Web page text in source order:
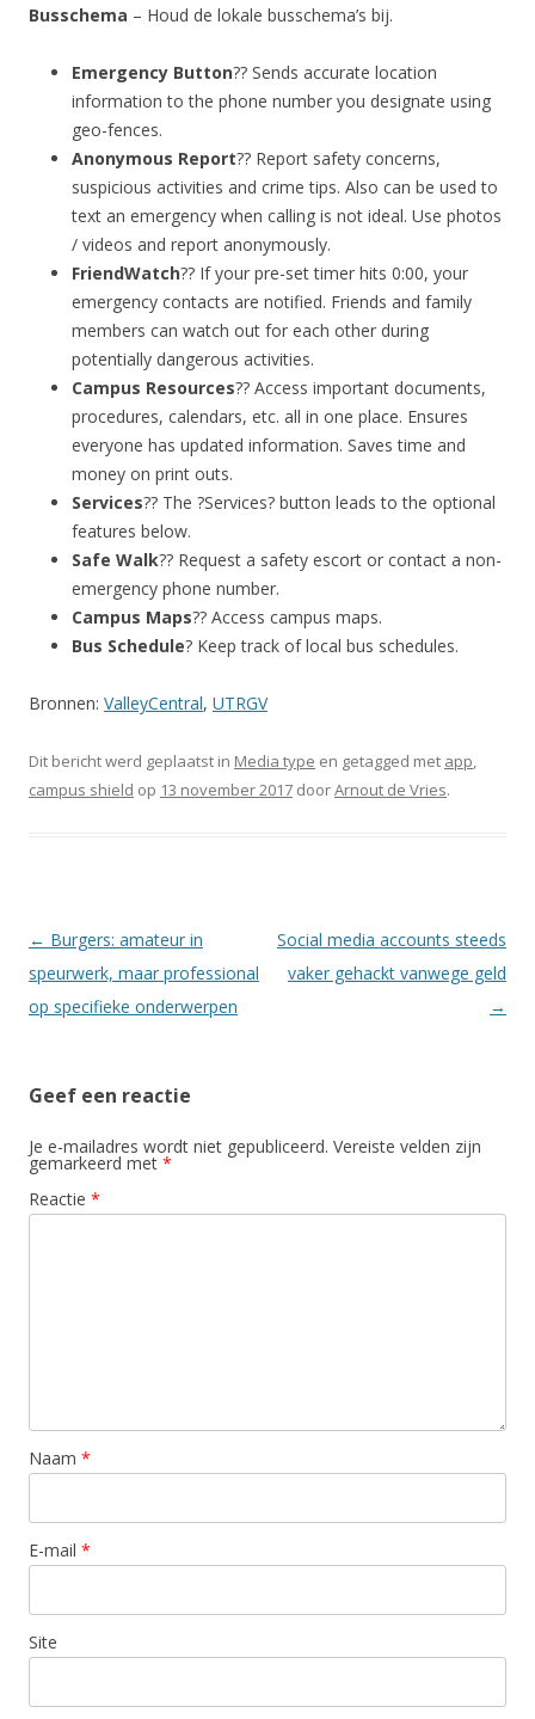
Busschema – Houd de lokale busschema’s bij.
Emergency Button?? Sends accurate location
information to the phone number you designate using
geo-fences.
Anonymous Report?? Report safety concerns,
suspicious activities and crime tips. Also can be used to
text an emergency when calling is not ideal. Use photos
/ videos and report anonymously.
FriendWatch?? If your pre-set timer hits 0:00, your
emergency contacts are notified. Friends and family
members can watch out for each other during
potentially dangerous activities.
Campus Resources?? Access important documents,
procedures, calendars, etc. all in one place. Ensures
everyone has updated information. Saves time and
money on print outs.
Services?? The ?Services? button leads to the optional
features below.
Safe Walk?? Request a safety escort or contact a non-
emergency phone number.
Campus Maps?? Access campus maps.
Bus Schedule? Keep track of local bus schedules.
Bronnen: ValleyCentral, UTRGV
Dit bericht werd geplaatst in Media type en getagged met app,
campus shield op 13 november 2017 doorArnout de Vries.
Berichtnavigatie
← Burgers: amateur in
speurwerk, maar professional
op specifieke onderwerpen
Social media accounts steeds
vaker gehackt vanwege geld
→
Geef een reactie
Je e-mailadres wordt niet gepubliceerd. Vereiste velden zijn
gemarkeerd met *
Reactie *
Naam *
E-mail *
Site